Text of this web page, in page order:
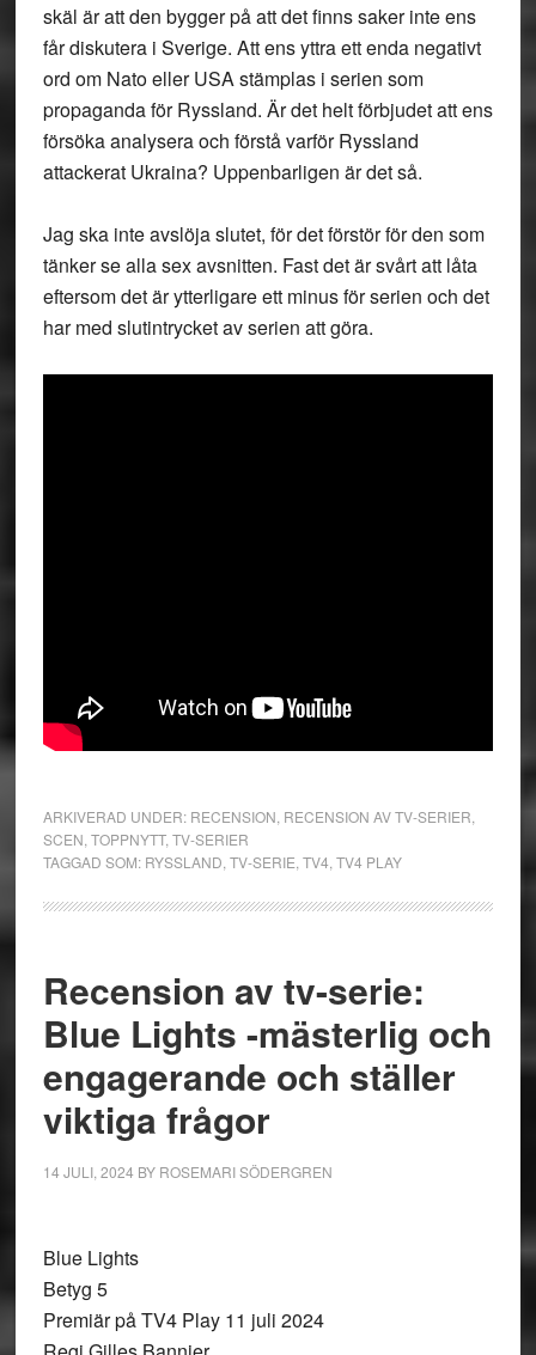
skäl är att den bygger på att det finns saker inte ens
får diskutera i Sverige. Att ens yttra ett enda negativt
ord om Nato eller USA stämplas i serien som
propaganda för Ryssland. Är det helt förbjudet att ens
försöka analysera och förstå varför Ryssland
attackerat Ukraina? Uppenbarligen är det så.
Jag ska inte avslöja slutet, för det förstör för den som
tänker se alla sex avsnitten. Fast det är svårt att låta
eftersom det är ytterligare ett minus för serien och det
har med slutintrycket av serien att göra.
ARKIVERAD UNDER: RECENSION RECENSION AV TV-SERIER
SCEN TOPPNYTT, TV-SERIER
TAGGAD SOM: RYSSLAND TV-SERIE TV4 TV4 PLAY
Recension av tv-serie:
Blue Lights -mästerlig och
engagerande och ställer
viktiga frågor
14 JULI, 2024 BY ROSEMARI SÖDERGREN
Blue Lights
Betyg 5
Premiär på TV4 Play 11 juli 2024